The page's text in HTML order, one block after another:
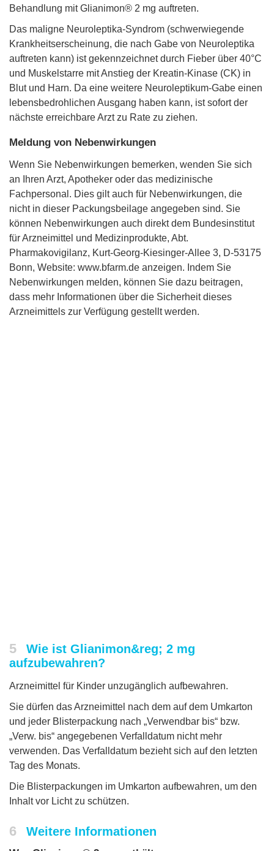
Behandlung mit Glianimon® 2 mg auftreten.
Das maligne Neuroleptika-Syndrom (schwerwiegende
Krankheitserscheinung, die nach Gabe von Neuroleptika
auftreten kann) ist gekennzeichnet durch Fieber über 40°C
und Muskelstarre mit Anstieg der Kreatin-Kinase (CK) in
Blut und Harn. Da eine weitere Neuroleptikum-Gabe einen
lebensbedrohlichen Ausgang haben kann, ist sofort der
nächste erreichbare Arzt zu Rate zu ziehen.
Meldung von Nebenwirkungen
Wenn Sie Nebenwirkungen bemerken, wenden Sie sich
an Ihren Arzt, Apotheker oder das medizinische
Fachpersonal. Dies gilt auch für Nebenwirkungen, die
nicht in dieser Packungsbeilage angegeben sind. Sie
können Nebenwirkungen auch direkt dem Bundesinstitut
für Arzneimittel und Medizinprodukte, Abt.
Pharmakovigilanz, Kurt-Georg-Kiesinger-Allee 3, D-53175
Bonn, Website: www.bfarm.de anzeigen. Indem Sie
Nebenwirkungen melden, können Sie dazu beitragen,
dass mehr Informationen über die Sicherheit dieses
Arzneimittels zur Verfügung gestellt werden.
5
Wie ist Glianimon&reg; 2 mg
aufzubewahren?
Arzneimittel für Kinder unzugänglich aufbewahren.
Sie dürfen das Arzneimittel nach dem auf dem Umkarton
und jeder Blisterpackung nach „Verwendbar bis“ bzw.
„Verw. bis“ angegebenen Verfalldatum nicht mehr
verwenden. Das Verfalldatum bezieht sich auf den letzten
Tag des Monats.
Die Blisterpackungen im Umkarton aufbewahren, um den
Inhalt vor Licht zu schützen.
6 Weitere Informationen